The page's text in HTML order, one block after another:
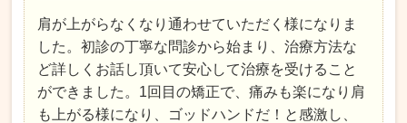
肩が上がらなくなり通わせていただく様になりま
した。初診の丁寧な問診から始まり、治療方法な
ど詳しくお話し頂いて安心して治療を受けること
ができました。1回目の矯正で、痛みも楽になり肩
も上がる様になり、ゴッドハンドだ！と感激し、